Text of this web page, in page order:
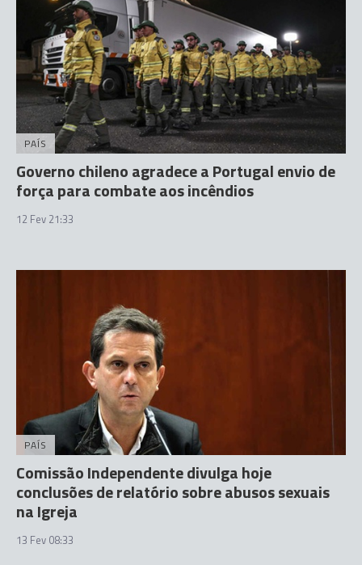
PAÍS
Governo chileno agradece a Portugal envio de
força para combate aos incêndios
12 Fev 21:33
PAÍS
Comissão Independente divulga hoje
conclusões de relatório sobre abusos sexuais
na Igreja
13 Fev 08:33